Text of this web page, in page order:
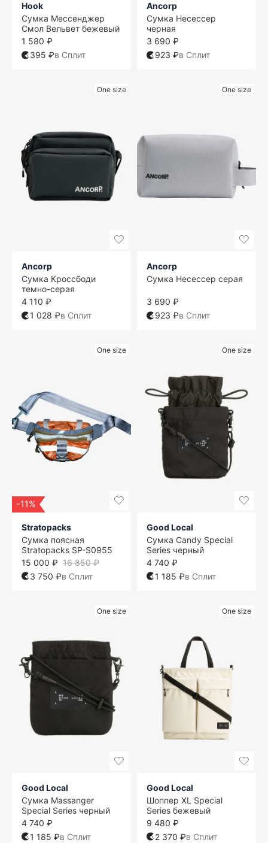
Hook
Сумка Мессенджер
Смол Вельвет бежевый
1 580 ₽
395 ₽в Сплит
Ancorp
Сумка Несессер
черная
3 690 ₽
923 ₽в Сплит
One size
Ancorp
Сумка Кроссбоди
темно-серая
4 110 ₽
1 028 ₽в Сплит
One size
Ancorp
Сумка Несессер серая
3 690 ₽
923 ₽в Сплит
One size
-11%
Stratopacks
Сумка поясная
Stratopacks SP-S0955
16 850 ₽
15 000 ₽
3 750 ₽в Сплит
One size
Good Local
Сумка Candy Special
Series черный
4 740 ₽
1 185 ₽в Сплит
One size
Good Local
Сумка Massanger
Special Series черный
4 740 ₽
1 185 ₽в Сплит
One size
Good Local
Шоппер XL Special
Series бежевый
9 480 ₽
2 370 ₽в Сплит